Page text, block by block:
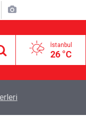
İstanbul
26 °C